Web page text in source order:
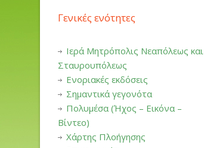
Γενικές ενότητες
Ιερά Μητρόπολις Νεαπόλεως και
Σταυρουπόλεως
Ενοριακές εκδόσεις
Σημαντικά γεγονότα
Πολυμέσα (Ήχος – Εικόνα –
Βίντεο)
Χάρτης Πλοήγησης